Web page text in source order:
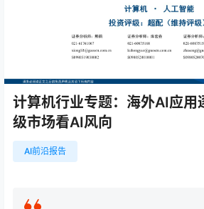
计算机行业专题：海外AI应用
级市场看AI风向
AI前沿报告